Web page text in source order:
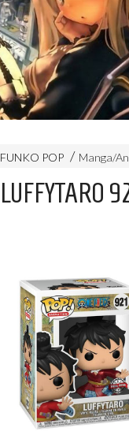
FUNKO POP Manga/
LUFFYTARO